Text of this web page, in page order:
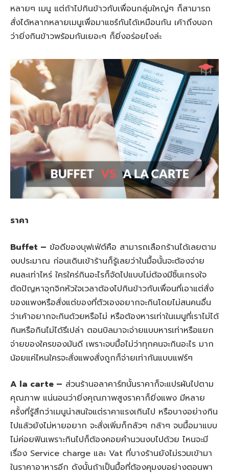
หลายๆ เมนู แต่ถ้าไปกินข้าวกับเพื่อนกลุ่มใหญ่ๆ ก็สามารถ
สั่งได้หลากหลายเมนูเพื่อมาแชร์กันได้เหมือนกัน เค้าถึงบอก
ว่ายิ่งกินข้าวพร้อมกันเยอะๆ ก็ยิ่งอร่อยไงล่ะ
ราคา
Buffet – ข้อดีของบุฟเฟ่ต์คือ สามารถเลือกร้านได้เลยตาม
งบประมาณ ก่อนเดินเข้าร้านก็รู้เลยว่าในมื้อนั้นจะต้องจ่าย
คนละเท่าไหร่ ใครใคร่กินอะไรก็จัดไปแบบไม่ต้องมีชิ้นเกรงใจ
ตัดปัญหาจุกจิกหัวใจเวลาต้องไปกินข้าวกับเพื่อนที่เอาแต่สั่ง
ของแพงหรือสั่งแต่ของที่ตัวเองอยากจะกินโดยไม่สนคนอื่น
ว่าเค้าอยากจะกินด้วยหรือไม่ หรือต้องหารเท่าในเมนูที่เราไม่ได้
กินหรือกินไม่ได้รึเปล่า ตอนบิลมาจะจ่ายแบบหารเท่าหรือแยก
จ่ายของใครของมันดี เพราะจบมื้อไม่ว่าทุกคนจะกินอะไร มาก
น้อยแค่ไหนใครจะสั่งแพงสั่งถูกก็จ่ายเท่ากันแบบแฟร์ๆ
A la carte – ส่วนร้านอลาคาร์ทนั้นราคาก็จะแปรผันไปตาม
คุณภาพ แน่นอนว่ายิ่งคุณภาพสูงราคาก็ยิ่งแพง มีหลาย
ครั้งที่รู้สึกว่าเมนูน่าสนใจแต่ราคาแรงเกินไป หรือบางอย่างกิน
ไปแล้วยังไม่หายอยาก จะสั่งเพิ่มก็กลัวๆ กล้าๆ จบมื้อมาแบบ
ไม่ค่อยฟินเพราะกินไปก็ต้องคอยคำนวนงบไปด้วย ไหนจะมี
เรื่อง Service charge และ Vat ที่บางร้านยังไม่รวมเข้ามา
ในราคาอาหารอีก ดังนั้นถ้าเป็นมื้อที่ต้องคุมงบอย่างตอนพา